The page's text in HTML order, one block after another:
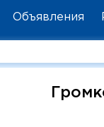
Объявления